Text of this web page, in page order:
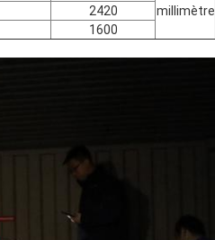
millimètre
2420
1600